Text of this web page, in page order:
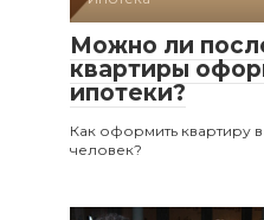
Можно ли
квартиры
ипотеки?
Как оформить квартиру
человек?